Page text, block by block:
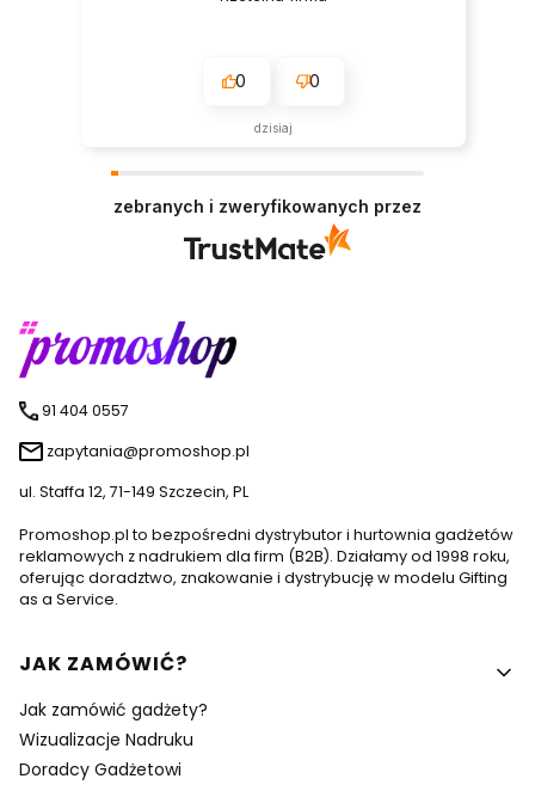
0 0
dzisiaj
zebranych i zweryfikowanych przez
91 404 0557
zapytania@promoshop.pl
ul. Staffa 12, 71-149 Szczecin, PL
Promoshop.pl to bezpośredni dystrybutor i hurtownia gadżetów
reklamowych z nadrukiem dla firm (B2B). Działamy od 1998 roku,
oferując doradztwo, znakowanie i dystrybucję w modelu Gifting
as a Service.
Linki w stopce
JAK ZAMÓWIĆ?
Jak zamówić gadżety?
Wizualizacje Nadruku
Doradcy Gadżetowi